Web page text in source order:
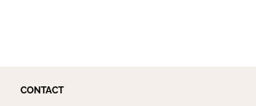
CONTACT